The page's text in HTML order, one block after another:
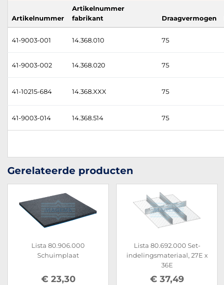
Artikelnummer
Artikelnummer
fabrikant
Draagvermogen
41-9003-001 14.368.010 75
41-9003-002 14.368.020 75
41-10215-684 14.368.XXX 75
41-9003-014 14.368.514 75
Gerelateerde producten
Lista 80.906.000
Schuimplaat
€ 23,30
Lista 80.692.000 Set-
indelingsmateriaal, 27E x
36E
€ 37,49